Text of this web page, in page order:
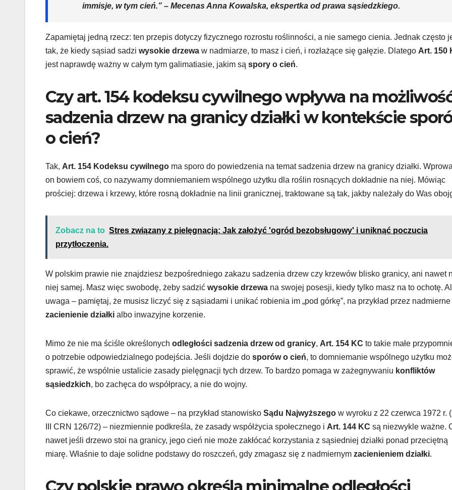
immisje, w tym cień.” – Mecenas Anna Kowalska, ekspertka od prawa sąsiedzkiego.
Zapamiętaj jedną rzecz: ten przepis dotyczy fizycznego rozrostu roślinności, a nie samego cienia. Jednak często
tak, że kiedy sąsiad sadzi wysokie drzewa w nadmiarze, to masz i cień, i rozłażące się gałęzie. Dlatego Art. 150
jest naprawdę ważny w całym tym galimatiasie, jakim są spory o cień.
Czy art. 154 kodeksu cywilnego wpływa na
sadzenia drzew na granicy działki w kontekście
o cień?
Tak, Art. 154 Kodeksu cywilnego ma sporo do powiedzenia na temat sadzenia drzew na granicy działki.
on bowiem coś, co nazywamy domniemaniem wspólnego użytku dla roślin rosnących dokładnie na niej. Mówiąc
prościej: drzewa i krzewy, które rosną dokładnie na linii granicznej, traktowane są tak, jakby należały do Was
Zobacz na to Stres związany z pielęgnacją: Jak założyć 'ogród bezobsługowy' i uniknąć poczucia
przytłoczenia.
W polskim prawie nie znajdziesz bezpośredniego zakazu sadzenia drzew czy krzewów blisko granicy, ani nawet
niej samej. Masz więc swobodę, żeby sadzić wysokie drzewa na swojej posesji, kiedy tylko masz na to ochotę.
uwaga – pamiętaj, że musisz liczyć się z sąsiadami i unikać robienia im „pod górkę”, na przykład przez nadmierne
zacienienie działki albo inwazyjne korzenie.
Mimo że nie ma ściśle określonych odległości sadzenia drzew od granicy, Art. 154 KC to takie małe
o potrzebie odpowiedzialnego podejścia. Jeśli dojdzie do sporów o cień, to domniemanie wspólnego użytku
sprawić, że wspólnie ustalicie zasady pielęgnacji tych drzew. To bardzo pomaga w zażegnywaniu konfliktów
sąsiedzkich, bo zachęca do współpracy, a nie do wojny.
Co ciekawe, orzecznictwo sądowe – na przykład stanowisko Sądu Najwyższego w wyroku z 22 czerwca 1972 r.
III CRN 126/72) – niezmiennie podkreśla, że zasady współżycia społecznego i Art. 144 KC są niezwykle ważne.
nawet jeśli drzewo stoi na granicy, jego cień nie może zakłócać korzystania z sąsiedniej działki ponad przeciętną
miarę. Właśnie to daje solidne podstawy do roszczeń, gdy zmagasz się z nadmiernym zacienieniem działki.